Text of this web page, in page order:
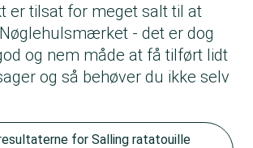
er tilsat for meget salt til at
- det er dog
og nem måde at få tilført lidt
og så behøver du ikke selv
for Salling ratatouille